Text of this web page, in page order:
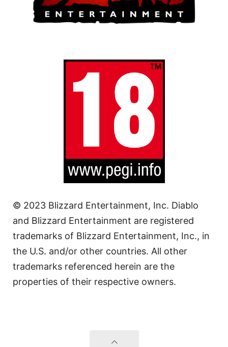
© 2023 Blizzard Entertainment, Inc. Diablo
and Blizzard Entertainment are registered
trademarks of Blizzard Entertainment, Inc., in
the U.S. and/or other countries. All other
trademarks referenced herein are the
properties of their respective owners.